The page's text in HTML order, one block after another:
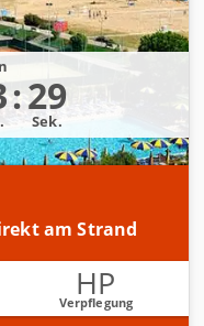
am Strand
HP
Verpflegung
:28
Sek.